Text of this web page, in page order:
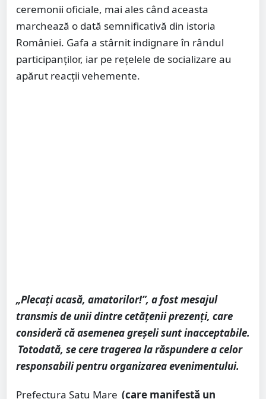
ceremonii oficiale, mai ales când aceasta
marchează o dată semnificativă din istoria
României. Gafa a stârnit indignare în rândul
participanților, iar pe rețelele de socializare au
apărut reacții vehemente.
„Plecați acasă, amatorilor!”, a fost mesajul
transmis de unii dintre cetățenii prezenți, care
consideră că asemenea greșeli sunt inacceptabile.
Totodată, se cere tragerea la răspundere a celor
responsabili pentru organizarea evenimentului.
Prefectura Satu Mare (care manifestă un